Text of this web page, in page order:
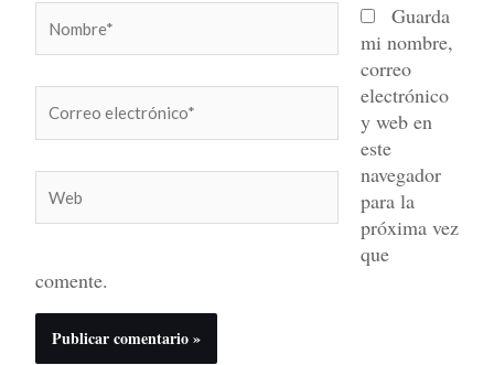
electrónico*
Guarda
mi nombre,
correo
electrónico
y web en
este
navegador
para la
próxima vez
que
comente.